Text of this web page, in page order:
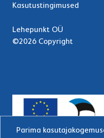
Kasutustingimused
Lehepunkt OÜ
©2026 Copyright
Parima